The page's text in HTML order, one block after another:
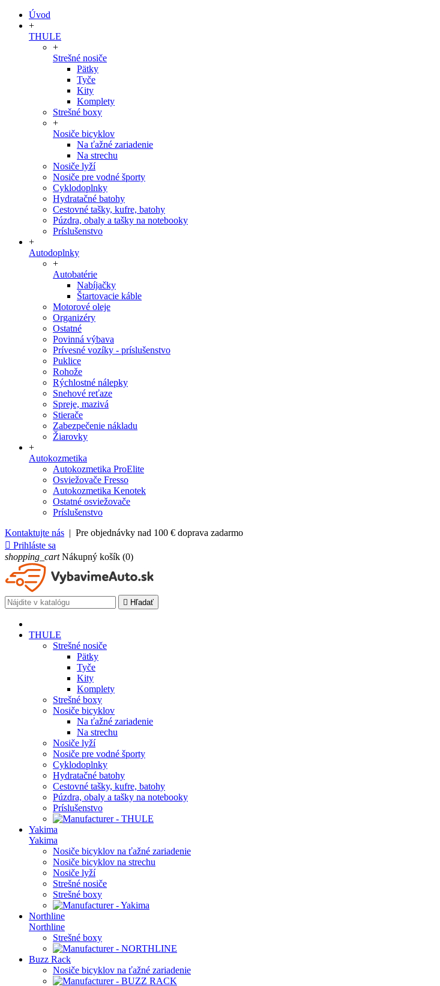
Úvod
+
THULE
+
Strešné nosiče
Pätky
Tyče
Kity
Komplety
Strešné boxy
+
Nosiče bicyklov
Na ťažné zariadenie
Na strechu
Nosiče lyží
Nosiče pre vodné športy
Cyklodoplnky
Hydratačné batohy
Cestovné tašky, kufre, batohy
Púzdra, obaly a tašky na notebooky
Príslušenstvo
+
Autodoplnky
+
Autobatérie
Nabíjačky
Štartovacie káble
Motorové oleje
Organizéry
Ostatné
Povinná výbava
Prívesné vozíky - príslušenstvo
Puklice
Rohože
Rýchlostné nálepky
Snehové reťaze
Spreje, mazivá
Stierače
Zabezpečenie nákladu
Žiarovky
+
Autokozmetika
Autokozmetika ProElite
Osviežovače Fresso
Autokozmetika Kenotek
Ostatné osviežovače
Príslušenstvo
Kontaktujte nás | Pre objednávky nad 100 € doprava zadarmo
 Prihláste sa
shopping_cart Nákupný košík (0)
 Hľadať
THULE
Strešné nosiče
Pätky
Tyče
Kity
Komplety
Strešné boxy
Nosiče bicyklov
Na ťažné zariadenie
Na strechu
Nosiče lyží
Nosiče pre vodné športy
Cyklodoplnky
Hydratačné batohy
Cestovné tašky, kufre, batohy
Púzdra, obaly a tašky na notebooky
Príslušenstvo
Yakima
Yakima
Nosiče bicyklov na ťažné zariadenie
Nosiče bicyklov na strechu
Nosiče lyží
Strešné nosiče
Strešné boxy
Northline
Northline
Strešné boxy
Buzz Rack
Nosiče bicyklov na ťažné zariadenie